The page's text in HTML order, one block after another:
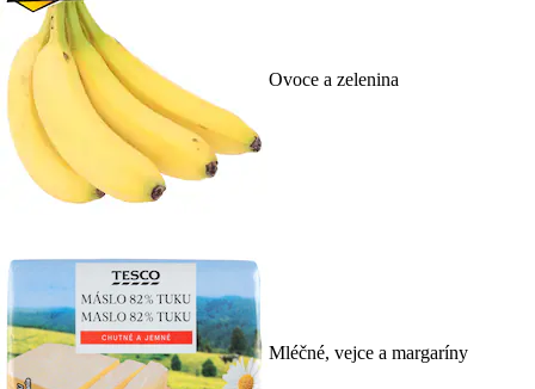
Ovoce a zelenina
Mléčné, vejce a margaríny